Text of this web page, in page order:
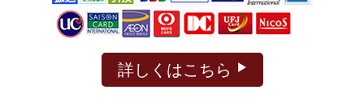
詳しくはこちら